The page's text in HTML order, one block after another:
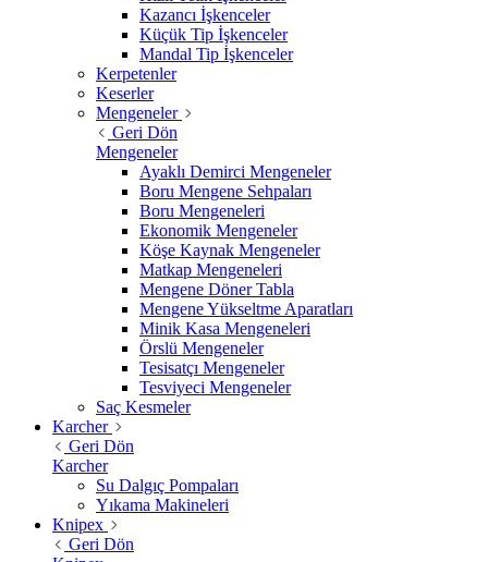
Kazancı İşkenceler
Küçük Tip İşkenceler
Mandal Tip İşkenceler
Kerpetenler
Keserler
Mengeneler
Geri Dön
Mengeneler
Ayaklı Demirci Mengeneler
Boru Mengene Sehpaları
Boru Mengeneleri
Ekonomik Mengeneler
Köşe Kaynak Mengeneler
Matkap Mengeneleri
Mengene Döner Tabla
Mengene Yükseltme Aparatları
Minik Kasa Mengeneleri
Örslü Mengeneler
Tesisatçı Mengeneler
Tesviyeci Mengeneler
Saç Kesmeler
Karcher
Geri Dön
Karcher
Su Dalgıç Pompaları
Yıkama Makineleri
Knipex
Geri Dön